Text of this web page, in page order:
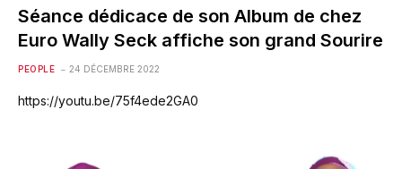
Séance dédicace de son Album de chez
Euro Wally Seck affiche son grand Sourire
PEOPLE 24 DÉCEMBRE 2022
https://youtu.be/75f4ede2GA0